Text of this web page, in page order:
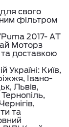
свого
фільтром
2017- АT
Моторз
доставкою
Україні: Київ,
Івано-
Львів,
та